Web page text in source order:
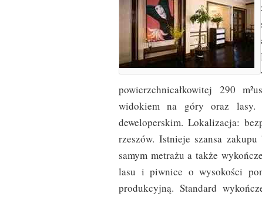
powierzchnicałkowitej 290
widokiem na góry oraz
deweloperskim. Lokalizacja:
rzeszów. Istnieje szansa
samym metrażu a także
lasu i piwnice o wysokości
produkcyjną. Standard